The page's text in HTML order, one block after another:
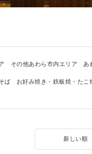
その他あわら市内エリア あ
ば お好み焼き・鉄板焼・たこ
新しい順